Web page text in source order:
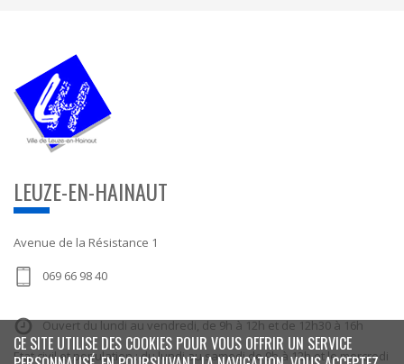
LEUZE-EN-HAINAUT
Avenue de la Résistance 1
069 66 98 40
Ouvert du lundi au vendredi, de 9h à 12h et de 12h30 à 16h
Etat civil et population : du lundi au samedi de 9h à 12h et le mercredi
CE SITE UTILISE DES COOKIES POUR VOUS OFFRIR UN SERVICE